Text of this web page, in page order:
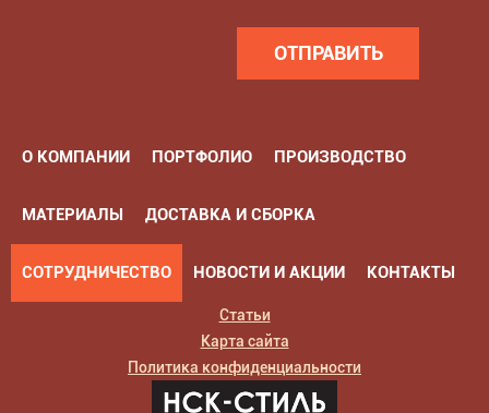
О КОМПАНИИ ПОРТФОЛИО ПРОИЗВОДСТВО
МАТЕРИАЛЫ ДОСТАВКА И СБОРКА
СОТРУДНИЧЕСТВО НОВОСТИ И АКЦИИ КОНТАКТЫ
Статьи
Карта сайта
Политика конфиденциальности